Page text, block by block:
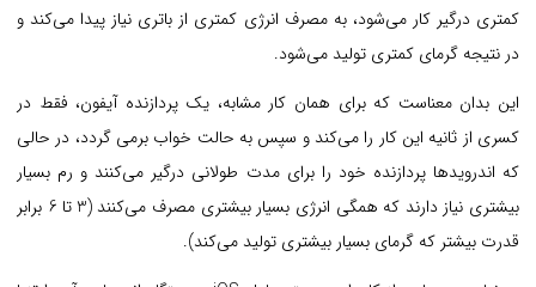
کمتری درگیر کار می‌شود، به مصرف انرژی کمتری از باتری نیاز پیدا می‌کند و
در نتیجه گرمای کمتری تولید می‌شود.
این بدان معناست که برای همان کار مشابه، یک پردازنده آیفون، فقط در
کسری از ثانیه این کار را می‌کند و سپس به حالت خواب برمی گردد، در حالی
که اندرویدها پردازنده خود را برای مدت طولانی درگیر می‌کنند و رم بسیار
بیشتری نیاز دارند که همگی انرژی بسیار بیشتری مصرف می‌کنند (3 تا 6 برابر
قدرت بیشتر که گرمای بسیار بیشتری تولید می‌کند).